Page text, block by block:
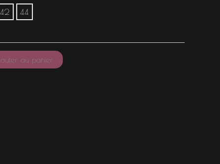
42 44
au panier